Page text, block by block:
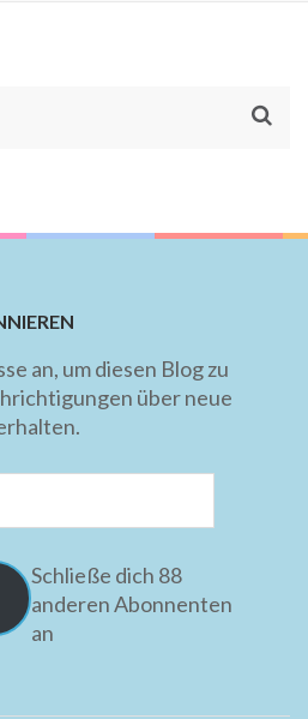
an, um diesen Blog zu
über neue
Schließe dich 88
anderen Abonnenten
an